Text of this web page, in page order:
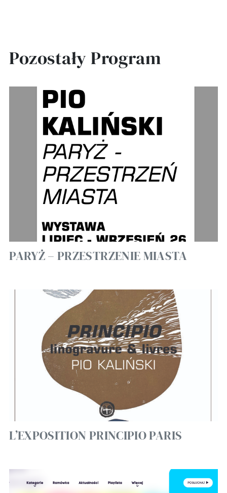
Pozostały Program
PARYŻ – PRZESTRZENIE MIASTA
L’EXPOSITION PRINCIPIO PARIS